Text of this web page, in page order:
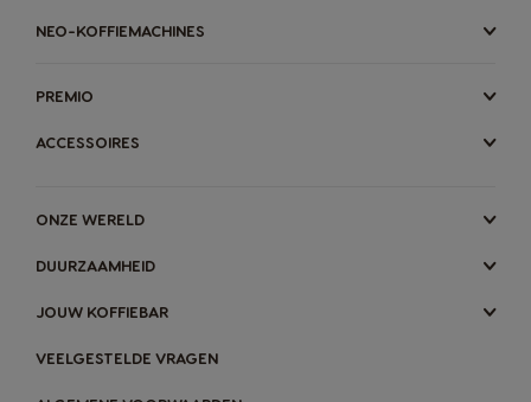
NEO-KOFFIEMACHINES
PREMIO
ACCESSOIRES
ONZE WERELD
DUURZAAMHEID
JOUW KOFFIEBAR
VEELGESTELDE VRAGEN